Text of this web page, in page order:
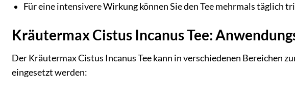
Für eine intensivere Wirkung können Sie den Tee mehrmals täglich
Kräutermax Cistus Incanus Tee:
Der Kräutermax Cistus Incanus Tee kann in verschiedenen Bereichen
eingesetzt werden: